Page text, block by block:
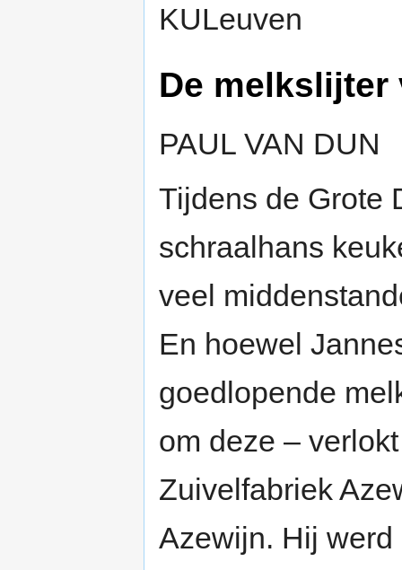
KULeuven
De melkslijter
PAUL VAN DUN
Tijdens de Grote
schraalhans
veel
En hoewel
goedlopende
om deze –
Zuivelfabriek
Azewijn. Hij